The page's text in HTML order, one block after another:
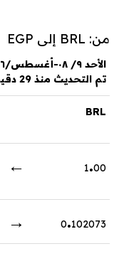
من: BRL إلى EGP
الأحد ٩/ ٠٨-أغسطس/٢٠٢٦
تم التحديث منذ 29 دقيقة و 53 ثانية
BRL
1.00
←
0.102073
→